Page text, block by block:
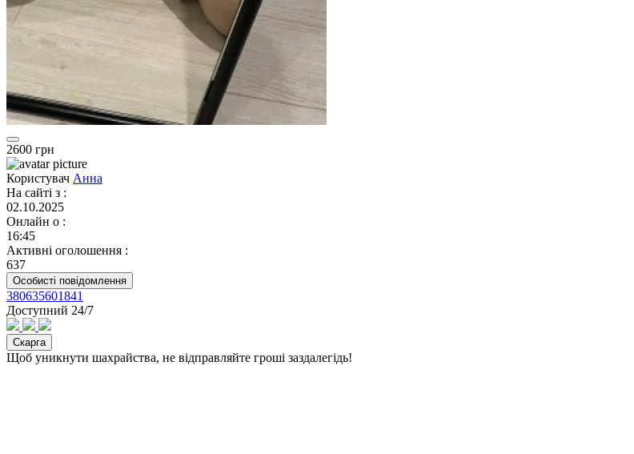
2600 грн
Користувач Анна
На сайті з :
02.10.2025
Онлайн о :
16:45
Активні оголошення :
637
Особисті повідомлення
380635601841
Доступний 24/7
Скарга
Щоб уникнути шахрайства, не відправляйте гроші заздалегідь!